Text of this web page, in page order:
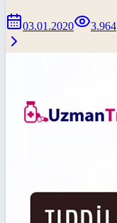
03.01.2020 3.964